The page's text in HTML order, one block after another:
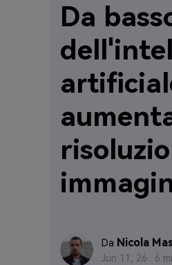
Da
Da Nicola
Jun 11, 26 · 6